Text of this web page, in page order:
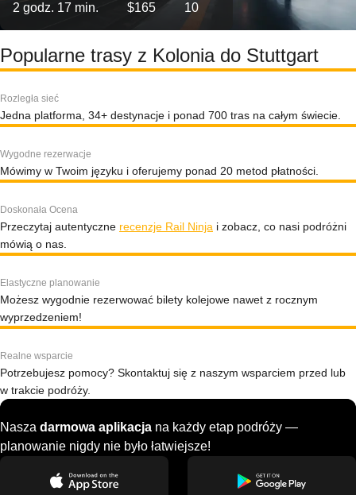
2 godz. 17 min. $165 10
Popularne trasy z Kolonia do Stuttgart
Rozległa sieć
Jedna platforma, 34+ destynacje i ponad 700 tras na całym świecie.
Wygodne rezerwacje
Mówimy w Twoim języku i oferujemy ponad 20 metod płatności.
Doskonała Ocena
Przeczytaj autentyczne recenzje Rail Ninja i zobacz, co nasi podróżni
mówią o nas.
Elastyczne planowanie
Możesz wygodnie rezerwować bilety kolejowe nawet z rocznym
wyprzedzeniem!
Realne wsparcie
Potrzebujesz pomocy? Skontaktuj się z naszym wsparciem przed lub
w trakcie podróży.
Nasza darmowa aplikacja na każdy etap podróży —
planowanie nigdy nie było łatwiejsze!